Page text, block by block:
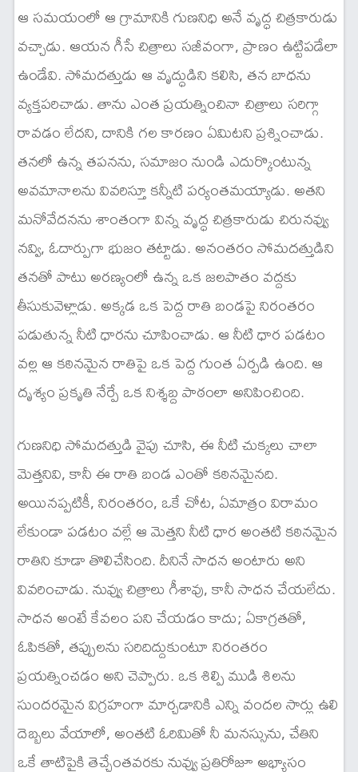
ఆ సమయంలో ఆ గ్రామానికి గుణనిధి అనే వృద్ధ చిత్రకారుడు
వచ్చాడు. ఆయన గీసే చిత్రాలు సజీవంగా, ప్రాణం ఉట్టిపడేలా
ఉండేవి. సోమదత్తుడు ఆ వృద్ధుడిని కలిసి, తన బాధను
వ్యక్తపరిచాడు. తాను ఎంత ప్రయత్నించినా చిత్రాలు సరిగ్గా
రావడం లేదని, దానికి గల కారణం ఏమిటని ప్రశ్నించాడు.
తనలో ఉన్న తపనను, సమాజం నుండి ఎదుర్కొంటున్న
అవమానాలను వివరిస్తూ కన్నీటి పర్యంతమయ్యాడు. అతని
మనోవేదనను శాంతంగా విన్న వృద్ధ చిత్రకారుడు చిరునవ్వు
నవ్వి, ఓదార్పుగా భుజం తట్టాడు. అనంతరం సోమదత్తుడిని
తనతో పాటు అరణ్యంలో ఉన్న ఒక జలపాతం వద్దకు
తీసుకువెళ్లాడు. అక్కడ ఒక పెద్ద రాతి బండపై నిరంతరం
పడుతున్న నీటి ధారను చూపించాడు. ఆ నీటి ధార పడటం
వల్ల ఆ కఠినమైన రాతిపై ఒక పెద్ద గుంత ఏర్పడి ఉంది. ఆ
దృశ్యం ప్రకృతి నేర్పే ఒక నిశ్శబ్ద పాఠంలా అనిపించింది.
గుణనిధి సోమదత్తుడి వైపు చూసి, ఈ నీటి చుక్కలు చాలా
మెత్తనివి, కానీ ఈ రాతి బండ ఎంతో కఠినమైనది.
అయినప్పటికీ, నిరంతరం, ఒకే చోట, ఏమాత్రం విరామం
లేకుండా పడటం వల్లే ఆ మెత్తని నీటి ధార అంతటి కఠినమైన
రాతిని కూడా తొలిచేసింది. దీనినే సాధన అంటారు అని
వివరించాడు. నువ్వు చిత్రాలు గీశావు, కానీ సాధన చేయలేదు.
సాధన అంటే కేవలం పని చేయడం కాదు; ఏకాగ్రతతో,
ఓపికతో, తప్పులను సరిదిద్దుకుంటూ నిరంతరం
ప్రయత్నించడం అని చెప్పారు. ఒక శిల్పి ముడి శిలను
సుందరమైన విగ్రహంగా మార్చడానికి ఎన్ని వందల సార్లు ఉలి
దెబ్బలు వేయాలో, అంతటి ఓరిమితో నీ మనస్సును, చేతిని
ఒకే తాటిపైకి తెచ్చేంతవరకు నువ్వు ప్రతిరోజూ అభ్యాసం